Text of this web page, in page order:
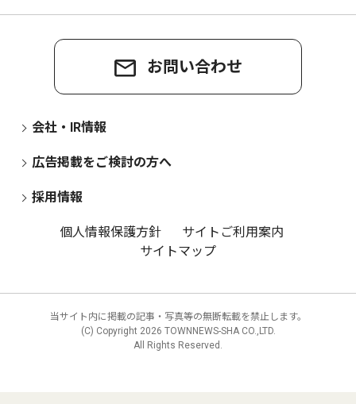
お問い合わせ
会社・IR情報
広告掲載をご検討の方へ
採用情報
個人情報保護方針
サイトご利用案内
サイトマップ
当サイト内に掲載の記事・写真等の無断転載を禁止します。
(C) Copyright 2026 TOWNNEWS-SHA CO.,LTD.
All Rights Reserved.